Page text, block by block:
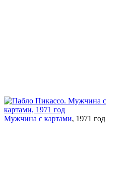
Мужчина с картами, 1971 год